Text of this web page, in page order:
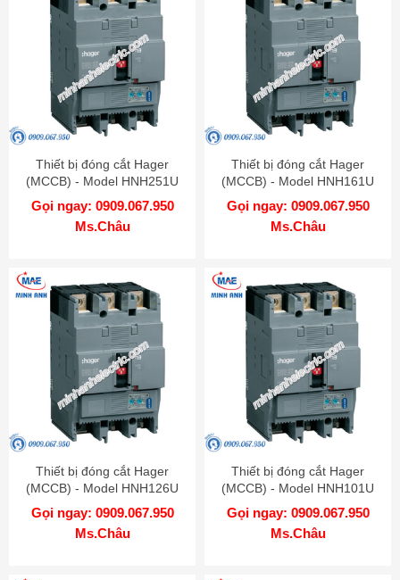
Thiết bị đóng cắt Hager
(MCCB) - Model HNH251U
Gọi ngay: 0909.067.950
Ms.Châu
Thiết bị đóng cắt Hager
(MCCB) - Model HNH161U
Gọi ngay: 0909.067.950
Ms.Châu
Thiết bị đóng cắt Hager
(MCCB) - Model HNH126U
Gọi ngay: 0909.067.950
Ms.Châu
Thiết bị đóng cắt Hager
(MCCB) - Model HNH101U
Gọi ngay: 0909.067.950
Ms.Châu